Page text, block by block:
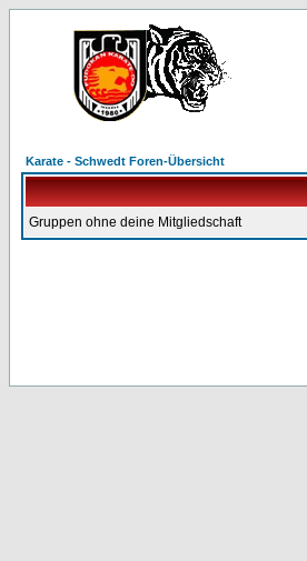
Karate - Schwedt Foren-Übersicht
Gruppen ohne deine Mitgliedschaft